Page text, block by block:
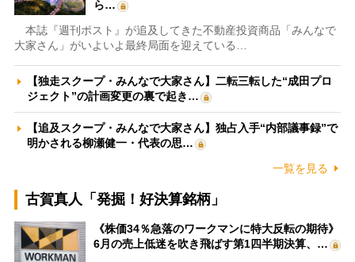
ら…
本誌『週刊ポスト』が追及してきた不動産投資商品「みんなで
大家さん」がいよいよ最終局面を迎えている…
【独走スクープ・みんなで大家さん】二転三転した“成田プロ
ジェクト”の計画変更の裏で起き…
【追及スクープ・みんなで大家さん】独占入手“内部議事録”で
明かされる柳瀬健一・代表の思…
一覧を見る
古賀真人「発掘！好決算銘柄」
《株価34％急落のワークマンに特大反転の期待》
6月の売上低迷を吹き飛ばす第1四半期決算、…